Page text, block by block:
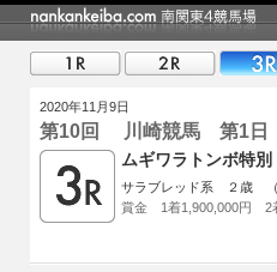
2020年11月9日
第10回 川崎競馬 第1日
ムギワラトンボ特
サラブレッド系 ２歳 （
賞金 1着1,900,000円 2